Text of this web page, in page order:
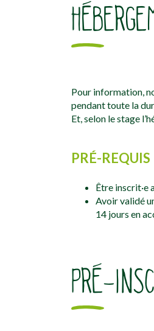
Pour information,
pendant toute la
Et, selon le stage
PRÉ-REQUIS
Être inscrit·e
Avoir validé
14 jours en
PRÉ-